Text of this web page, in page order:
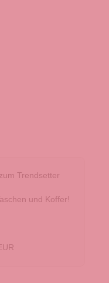
Trendsetter
und Koffer!